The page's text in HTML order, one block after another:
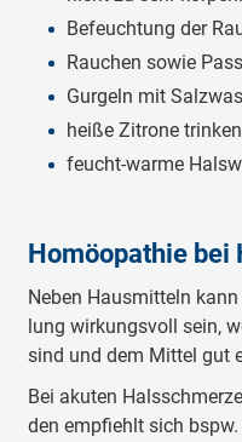
Krank­heits­er­re­ger
schmer­zen her­vor­ru­fen.
Durch­schnitt zwei
satz­fä­hig sind. Ge­gen
Man­del­ope­ra­tion
Be­feuch­tung der
Rau­chen sowie
Gur­geln mit
hei­ße Zi­tro­ne trin­ken
feucht-war­me
Ho­möo­pa­thie bei
Ne­ben Haus­mit­teln
lung wir­kungs­voll sein,
sind und dem Mit­tel gut
Bei aku­ten
den emp­fiehlt sich